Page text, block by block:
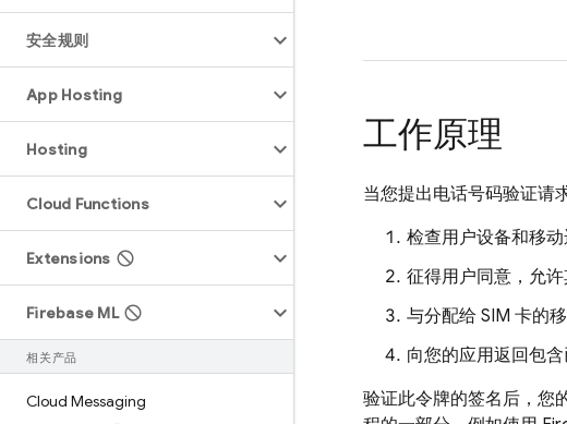
安全规则
App Hosting
Hosting
Cloud Functions
Extensions
Firebase ML
相关产品
Cloud Messaging
工作原理
当您提出电话号码验证请
检查用户设备和移动
征得用户同意，允许
与分配给 SIM 卡的
向您的应用返回包
验证此令牌的签名后，您